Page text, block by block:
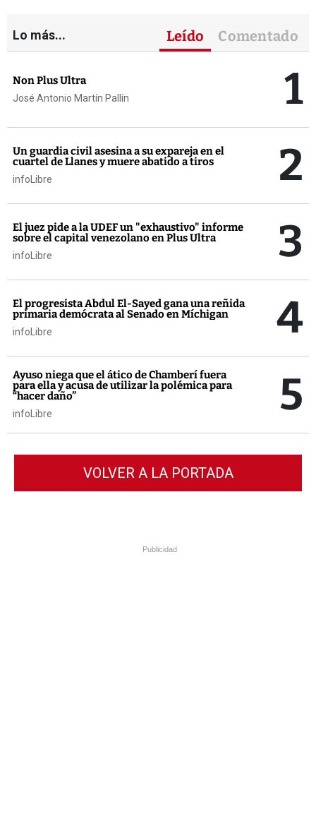
Lo más... Leído Comentado
Non Plus Ultra
José Antonio Martín Pallín 1
Un guardia civil asesina a su expareja en el
cuartel de Llanes y muere abatido a tiros
infoLibre 2
El juez pide a la UDEF un "exhaustivo" informe
sobre el capital venezolano en Plus Ultra
infoLibre 3
El progresista Abdul El-Sayed gana una reñida
primaria demócrata al Senado en Míchigan
infoLibre 4
Ayuso niega que el ático de Chamberí fuera
para ella y acusa de utilizar la polémica para
“hacer daño”
infoLibre 5
VOLVER A LA PORTADA
Publicidad